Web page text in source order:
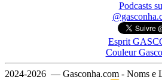
Podcasts
Esprit
Couleur
2024-2026 — Gasconha.com - Noms e